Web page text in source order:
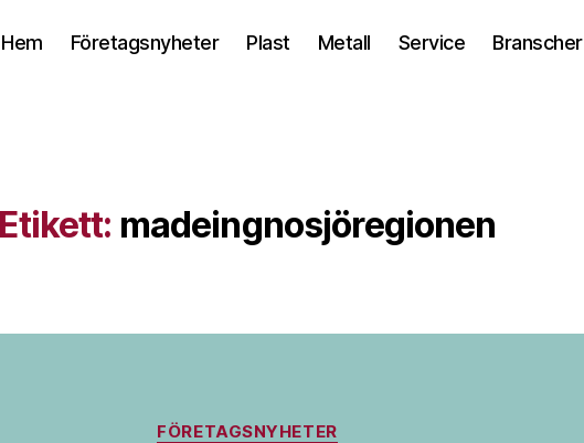
Hem Företagsnyheter Plast Metall Service Branscher
madeingnosjöregionen
Kategorier
FÖRETAGSNYHETER